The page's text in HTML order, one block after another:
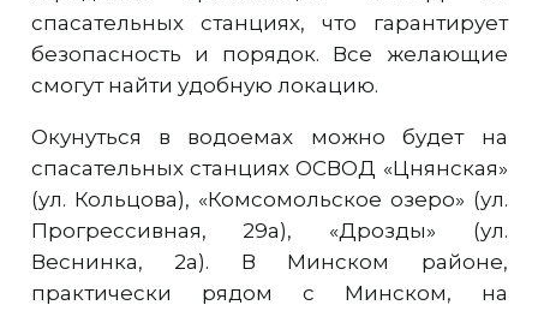
спасательных станциях, что гарантирует
безопасность и порядок. Все желающие
смогут найти удобную локацию.
Окунуться в водоемах можно будет на
спасательных станциях ОСВОД «Цнянская»
(ул. Кольцова), «Комсомольское озеро» (ул.
Прогрессивная, 29а), «Дрозды» (ул.
Веснинка, 2а). В Минском районе,
практически рядом с Минском, на